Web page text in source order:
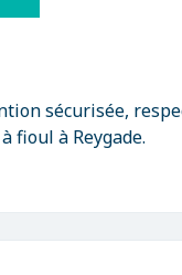
sécurisée,
fioul à Reygade.